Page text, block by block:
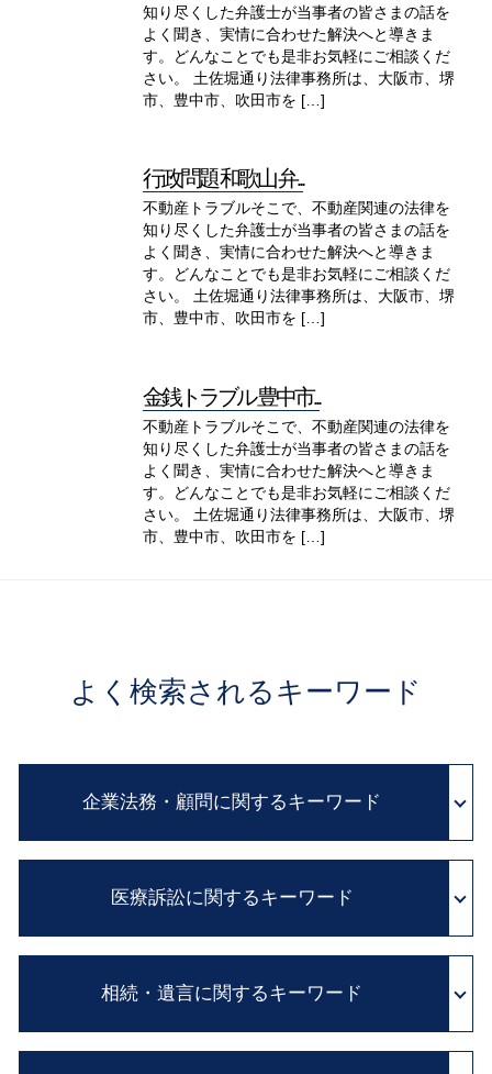
知り尽くした弁護士が当事者の皆さまの話を
よく聞き、実情に合わせた解決へと導きま
す。どんなことでも是非お気軽にご相談くだ
さい。 土佐堀通り法律事務所は、大阪市、堺
市、豊中市、吹田市を […]
行政問題 和歌山 弁...
不動産トラブルそこで、不動産関連の法律を
知り尽くした弁護士が当事者の皆さまの話を
よく聞き、実情に合わせた解決へと導きま
す。どんなことでも是非お気軽にご相談くだ
さい。 土佐堀通り法律事務所は、大阪市、堺
市、豊中市、吹田市を […]
金銭トラブル 豊中市...
不動産トラブルそこで、不動産関連の法律を
知り尽くした弁護士が当事者の皆さまの話を
よく聞き、実情に合わせた解決へと導きま
す。どんなことでも是非お気軽にご相談くだ
さい。 土佐堀通り法律事務所は、大阪市、堺
市、豊中市、吹田市を […]
よく検索されるキーワード
企業法務・顧問に関するキーワード
契約書 雛形
企業 コンプライアンス
弁護士 顧問 契約
会社 内部告発
医療訴訟に関するキーワード
adr とは 医療
診断ミス 医療過誤
相続・遺言に関するキーワード